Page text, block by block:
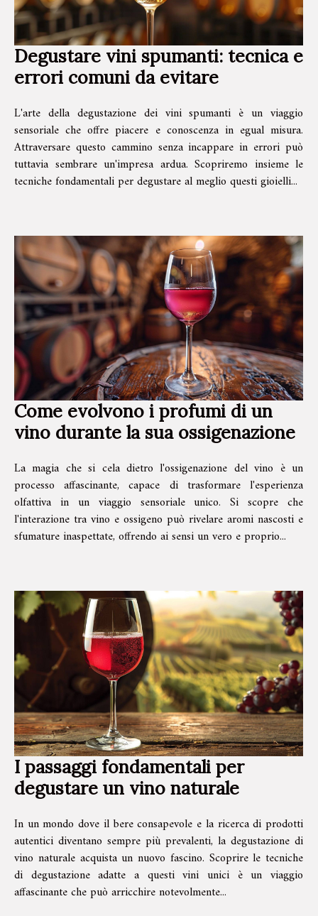
Degustare vini spumanti: tecnica e
errori comuni da evitare
L'arte della degustazione dei vini spumanti è un viaggio
sensoriale che offre piacere e conoscenza in egual misura.
Attraversare questo cammino senza incappare in errori può
tuttavia sembrare un'impresa ardua. Scopriremo insieme le
tecniche fondamentali per degustare al meglio questi gioielli...
Come evolvono i profumi di un
vino durante la sua ossigenazione
La magia che si cela dietro l'ossigenazione del vino è un
processo affascinante, capace di trasformare l'esperienza
olfattiva in un viaggio sensoriale unico. Si scopre che
l'interazione tra vino e ossigeno può rivelare aromi nascosti e
sfumature inaspettate, offrendo ai sensi un vero e proprio...
I passaggi fondamentali per
degustare un vino naturale
In un mondo dove il bere consapevole e la ricerca di prodotti
autentici diventano sempre più prevalenti, la degustazione di
vino naturale acquista un nuovo fascino. Scoprire le tecniche
di degustazione adatte a questi vini unici è un viaggio
affascinante che può arricchire notevolmente...